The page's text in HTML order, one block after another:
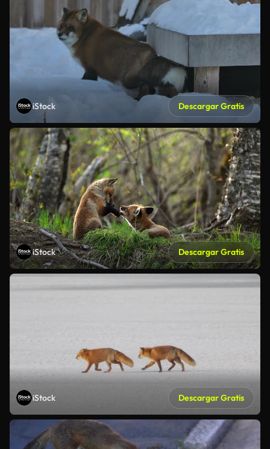
iStock Descargar Gratis
iStock Descargar Gratis
iStock Descargar Gratis